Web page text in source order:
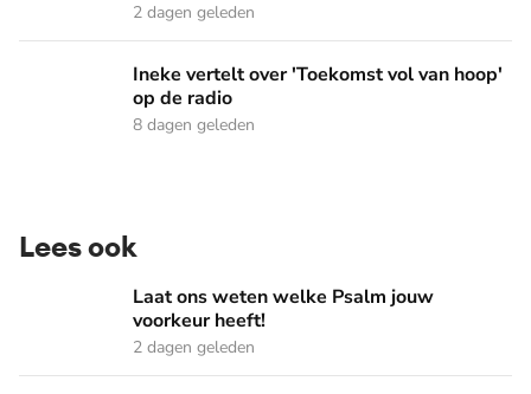
2 dagen geleden
Ineke vertelt over 'Toekomst vol van hoop' op de radio
Ineke vertelt over 'Toekomst vol van hoop'
op de radio
8 dagen geleden
Lees ook
Laat ons weten welke Psalm jouw voorkeur heeft!
Laat ons weten welke Psalm jouw
voorkeur heeft!
2 dagen geleden